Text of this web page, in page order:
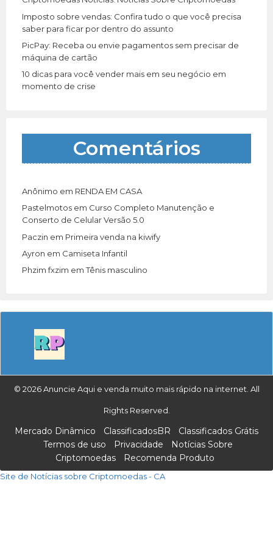
Imposto sobre vendas: Confira tudo o que você precisa
saber para ficar por dentro do assunto
PicPay: Receba ou envie pagamentos sem precisar de
máquina de cartão
10 dicas para você vender mais em seu negócio em
momento de crise
Comentários
Anônimo em RENDA EM CASA
Pastelmotos em Curso Completo Manutenção e
Conserto de Celular Versão 5.0
Paczin em Primeira venda na kiwify
Ayron em Camiseta Infantil
Phzim fxzim emTênis masculino
© 2026 Anuncie Aqui e venda muito mais rápido na internet. All
Rights Reserved.
Mercado Dinâmico ClassificadosBR
Classificados Grátis
Termos de uso
Privacidade
Notícias Sobre
Criptomoedas
Recomenda Produto
Site de Notícias sobre Criptomoedas - CA